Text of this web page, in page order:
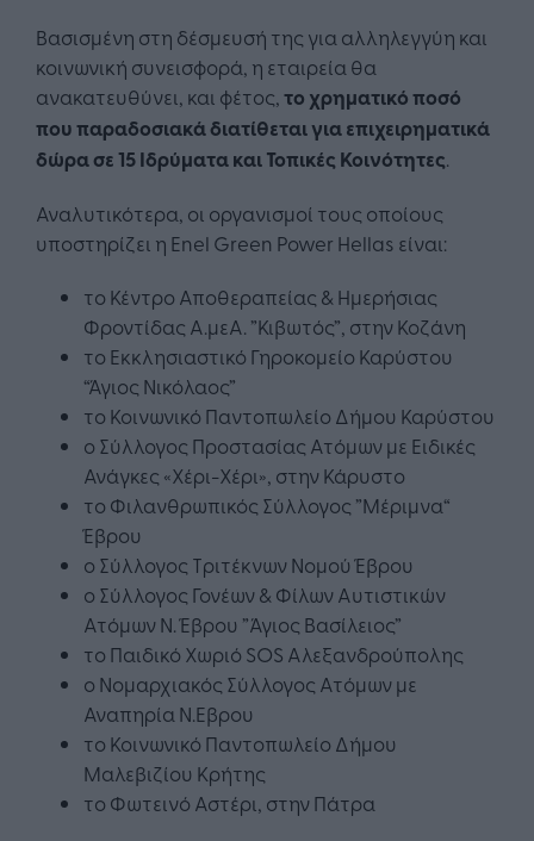
Βασισμένη στη δέσμευσή της για αλληλεγγύη και
κοινωνική συνεισφορά, η εταιρεία θα
ανακατευθύνει, και φέτος, το χρηματικό ποσό
που παραδοσιακά διατίθεται για επιχειρηματικά
δώρα σε 15 Ιδρύματα και Τοπικές Κοινότητες.
Αναλυτικότερα, οι οργανισμοί τους οποίους
υποστηρίζει η Enel Green Power Hellas είναι:
το Κέντρο Αποθεραπείας & Ημερήσιας
Φροντίδας Α.μεΑ. ”Κιβωτός”, στην Κοζάνη
το Εκκλησιαστικό Γηροκομείο Καρύστου
“Άγιος Νικόλαος”
το Κοινωνικό Παντοπωλείο Δήμου Καρύστου
ο Σύλλογος Προστασίας Ατόμων με Ειδικές
Ανάγκες «Χέρι-Χέρι», στην Κάρυστο
το Φιλανθρωπικός Σύλλογος ”Μέριμνα“
Έβρου
ο Σύλλογος Τριτέκνων Νομού Έβρου
ο Σύλλογος Γονέων & Φίλων Αυτιστικών
Ατόμων Ν. Έβρου ”Άγιος Βασίλειος”
το Παιδικό Χωριό SOS Αλεξανδρούπολης
ο Νομαρχιακός Σύλλογος Ατόμων με
Αναπηρία Ν.Εβρου
το Κοινωνικό Παντοπωλείο Δήμου
Μαλεβιζίου Κρήτης
το Φωτεινό Αστέρι, στην Πάτρα